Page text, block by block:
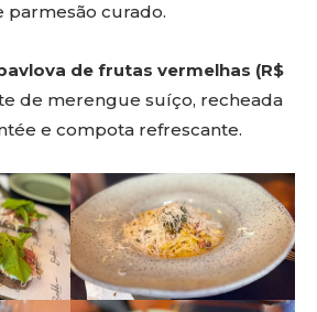
parmesão curado.
de frutas vermelhas (R$
de merengue suíço, recheada
e compota refrescante.